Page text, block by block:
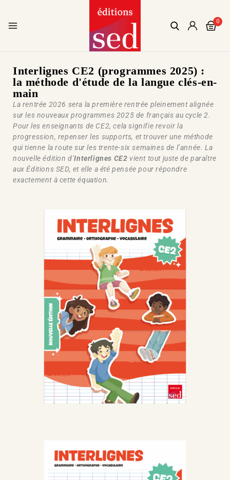
0
Interlignes CE2 (programmes 2025) :
la méthode d'étude de la langue clés-en-
main
La rentrée 2026 sera la première rentrée pleinement alignée
sur les nouveaux programmes 2025 de français au cycle 2.
Pour les enseignants de CE2, cela signifie revoir la
progression, repenser les supports, et trouver une méthode
qui tienne la route sur les trente-six semaines de l’année. La
nouvelle édition d’Interlignes CE2 vient tout juste de paraître
aux Éditions SED, et elle a été pensée pour répondre
exactement à cette équation.